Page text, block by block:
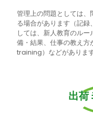
管理上の問題としては、
る場合があります（記録
しては、新人教育のル
備・結果、仕事の教え
training）などがあります
出荷